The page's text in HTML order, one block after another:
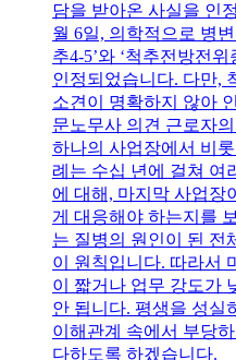
담을 받아온 사실을 인
월 6일, 의학적으로 병
추4-5’와 ‘척추전방전
인정되었습니다. 다만,
소견이 명확하지 않아
문노무사 의견 근로자
하나의 사업장에서 비
례는 수십 년에 걸쳐 여
에 대해, 마지막 사업장
게 대응해야 하는지를
는 질병의 원인이 된 전
이 원칙입니다. 따라서
이 짧거나 업무 강도가
안 됩니다. 평생을 성실
이해관계 속에서 부당
다하도록 하겠습니다.